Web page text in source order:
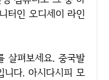
터인 오디세이 라인
니다. 아시다시피 모